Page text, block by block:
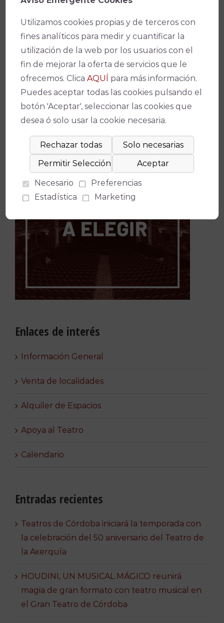
Buscar:
Enlaces de interés
Información General
Venta de localidades
Alquiler de Espacios
Apoya al Teatro
Calendario
Entradas recientes
Teatros de Córdoba iniciará la temporada con
la celebración del 50 aniversario del Teatro de
la Axerquía
HOUDINI, UN MUSICAL MÁGICO reunirá
magia de gran formato con teatro musical en
el Gran Teatro de Córdoba
Utilizamos cookies propias y de terceros con
fines analíticos para medir y cuantificar la
utilización de la web por los usuarios con el
fin de mejorar la oferta de servicios que le
ofrecemos. ClicaAQUÍ
para más información.
Puedes aceptar todas las cookies pulsando el
botón 'Aceptar', seleccionar las cookies que
desea ó solo usar la cookie necesaria.
Necesario
Preferencias
Estadística
Marketing